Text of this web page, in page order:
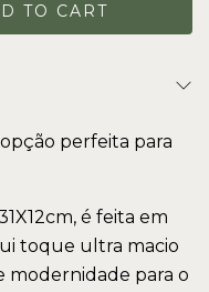
perfeita para
é feita em
toque ultra macio
modernidade para o